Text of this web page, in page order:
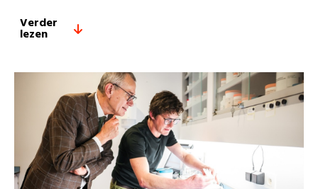
Verder
lezen